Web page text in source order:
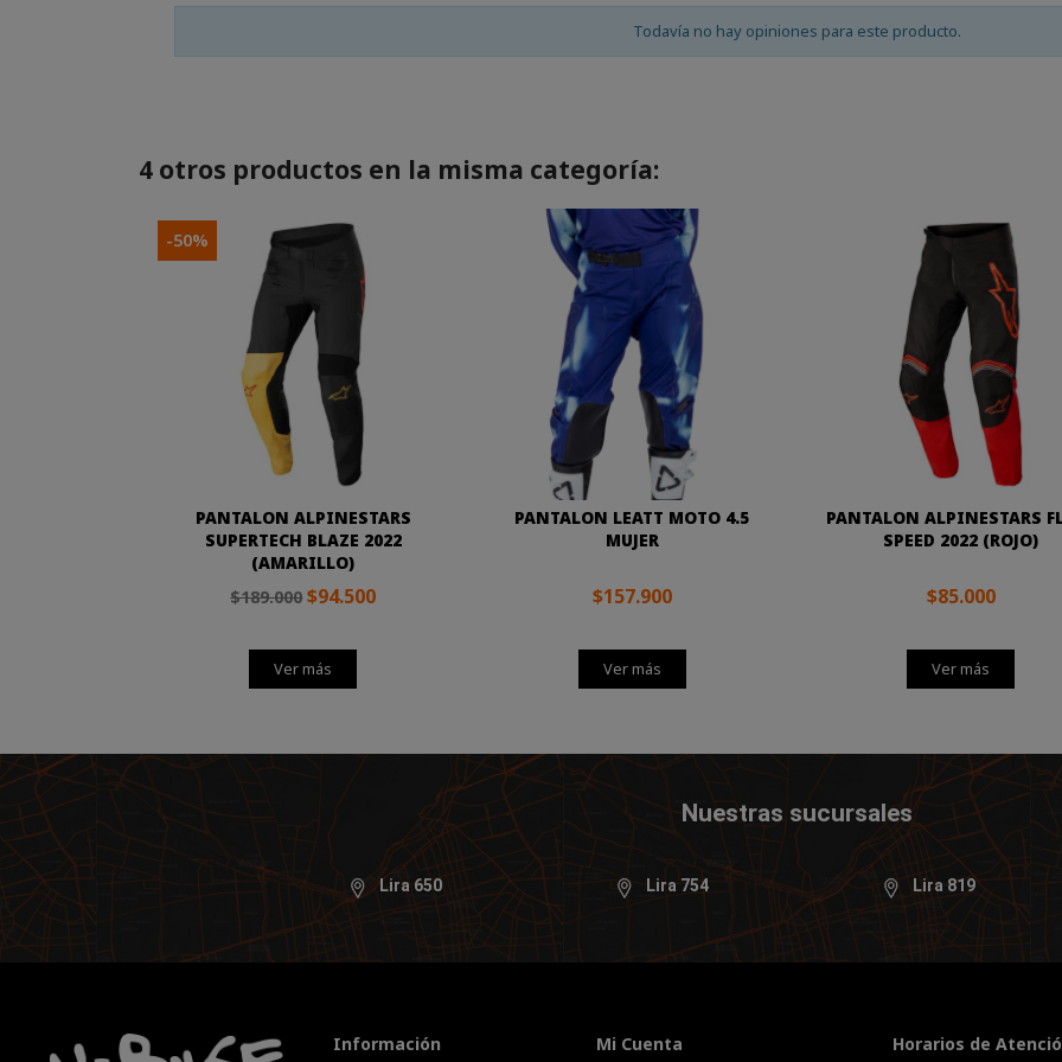
Todavía no hay opiniones para este producto.
4 otros productos en la misma categoría:
PANTALON ALPINESTARS
SUPERTECH BLAZE 2022
(AMARILLO)
$189.000 $94.500
Ver más
-50%
PANTALON LEATT MOTO 4.5
MUJER
$157.900
Ver más
PANTALON ALPINESTARS
SPEED 2022 (ROJO)
$85.000
Ver más
Nuestras sucursales
Lira 650 Lira 754 Lira 819
Información Mi Cuenta Horarios de